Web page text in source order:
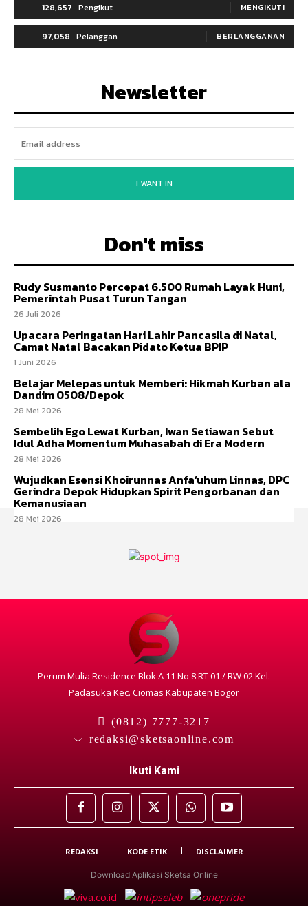
128,657 Pengikut MENGIKUTI
97,058 Pelanggan BERLANGGANAN
Newsletter
I WANT IN
Don't miss
Rudy Susmanto Percepat 6.500 Rumah Layak Huni,
Pemerintah Pusat Turun Tangan
26 Juli 2026
Upacara Peringatan Hari Lahir Pancasila di Natal,
Camat Natal Bacakan Pidato Ketua BPIP
1 Juni 2026
Belajar Melepas untuk Memberi: Hikmah Kurban ala
Dandim 0508/Depok
28 Mei 2026
Sembelih Ego Lewat Kurban, Iwan Setiawan Sebut
Idul Adha Momentum Muhasabah di Era Modern
28 Mei 2026
Wujudkan Esensi Khoirunnas Anfa’uhum Linnas, DPC
Gerindra Depok Hidupkan Spirit Pengorbanan dan
Kemanusiaan
28 Mei 2026
Perum Mulia Residence Blok A 11 No 8 RT 01 / RW 02 Kel.
Padasuka Kec. Ciomas Kabupaten Bogor
(0812) 7777-3217
redaksi@sketsaonline.com
Ikuti Kami
REDAKSI KODE ETIK DISCLAIMER
Download Aplikasi Sketsa Online